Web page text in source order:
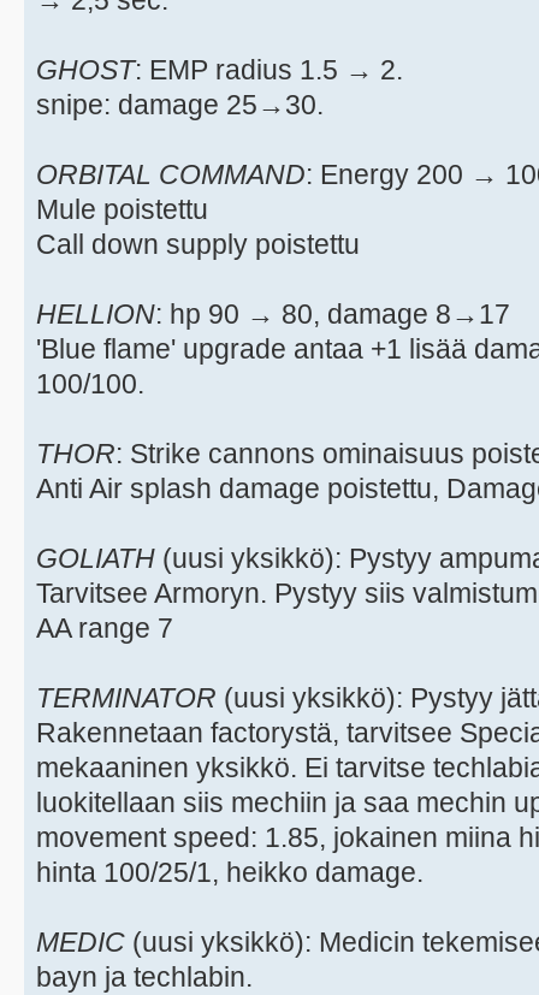
GHOST: EMP radius 1.5 → 2.
snipe: damage 25→30.
ORBITAL COMMAND: Energy 200 →
Mule poistettu
Call down supply poistettu
HELLION: hp 90 → 80, damage 8→17
'Blue flame' upgrade antaa +1 lisää
100/100.
THOR: Strike cannons ominaisuus
Anti Air splash damage poistettu,
GOLIATH (uusi yksikkö): Pystyy
Tarvitsee Armoryn. Pystyy siis
AA range 7
TERMINATOR (uusi yksikkö): Pystyy
Rakennetaan factorystä, tarvitsee
mekaaninen yksikkö. Ei tarvitse
luokitellaan siis mechiin ja saa mechin
movement speed: 1.85, jokainen miina
hinta 100/25/1, heikko damage.
MEDIC (uusi yksikkö): Medicin
bayn ja techlabin.